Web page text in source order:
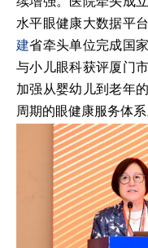
水平眼健康大数据平
建省牵头单位完成国
与小儿眼科获评厦门
加强从婴幼儿到老年
周期的眼健康服务体系